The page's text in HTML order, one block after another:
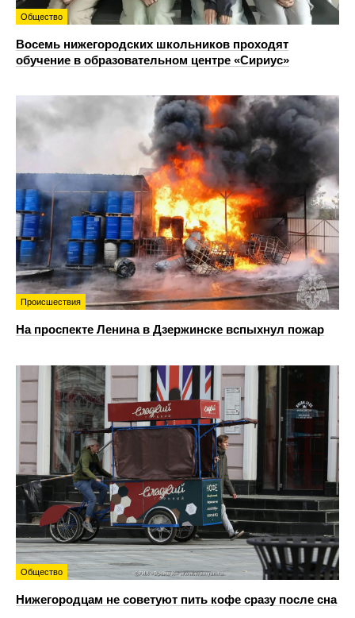
Общество
Восемь нижегородских школьников проходят
обучение в образовательном центре «Сириус»
Происшествия
На проспекте Ленина в Дзержинске вспыхнул пожар
Общество
Нижегородцам не советуют пить кофе сразу после сна